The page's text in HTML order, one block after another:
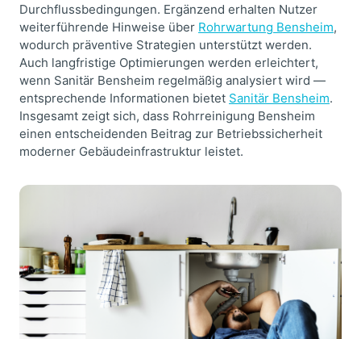
Durchflussbedingungen. Ergänzend erhalten Nutzer
weiterführende Hinweise über Rohrwartung Bensheim,
wodurch präventive Strategien unterstützt werden.
Auch langfristige Optimierungen werden erleichtert,
wenn Sanitär Bensheim regelmäßig analysiert wird —
entsprechende Informationen bietet Sanitär Bensheim.
Insgesamt zeigt sich, dass Rohrreinigung Bensheim
einen entscheidenden Beitrag zur Betriebssicherheit
moderner Gebäudeinfrastruktur leistet.